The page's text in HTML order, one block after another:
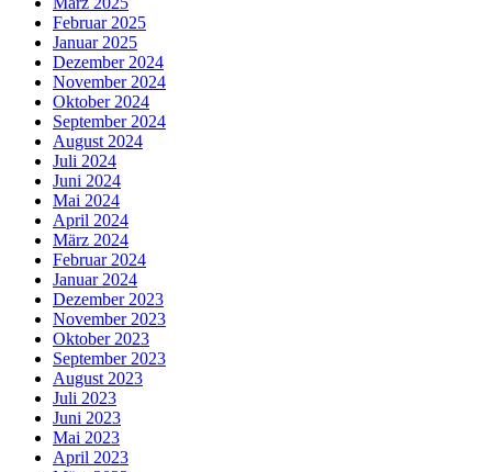
Februar 2025
Januar 2025
Dezember 2024
November 2024
Oktober 2024
September 2024
August 2024
Juli 2024
Juni 2024
Mai 2024
April 2024
März 2024
Februar 2024
Januar 2024
Dezember 2023
November 2023
Oktober 2023
September 2023
August 2023
Juli 2023
Juni 2023
Mai 2023
April 2023